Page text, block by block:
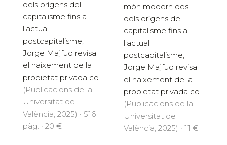
dels orígens del
capitalisme fins a
l'actual
postcapitalisme,
Jorge Majfud revisa
el naixement de la
propietat privada co...
(Publicacions de la
Universitat de
València, 2025) · 516
pàg. · 20 €
món modern des
dels orígens del
capitalisme fins a
l'actual
postcapitalisme,
Jorge Majfud revisa
el naixement de la
propietat privada co...
(Publicacions de la
Universitat de
València, 2025) · 11 €